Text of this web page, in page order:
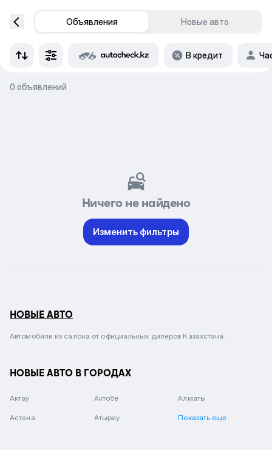
Объявления Новые авто
В кредит
0 объявлений
Ничего не найдено
Изменить фильтры
НОВЫЕ АВТО
Автомобили из салона от официальных дилеров Казахстана.
НОВЫЕ АВТО В ГОРОДАХ
Актау Актобе Алматы
Астана Атырау Показать еще